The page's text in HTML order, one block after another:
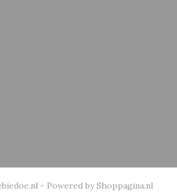
- Powered by Shoppagina.nl